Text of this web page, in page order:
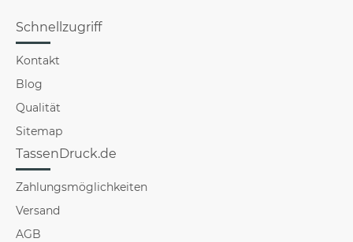
Schnellzugriff
Kontakt
Blog
Qualität
Sitemap
TassenDruck.de
Zahlungsmöglichkeiten
Versand
AGB